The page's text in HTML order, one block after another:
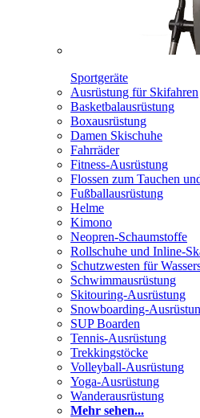
Sportgeräte
Ausrüstung für Skifahren
Basketbalausrüstung
Boxausrüstung
Damen Skischuhe
Fahrräder
Fitness-Ausrüstung
Flossen zum Tauchen
Fußballausrüstung
Helme
Kimono
Neopren-Schaumstoffe
Rollschuhe und Inline-
Schutzwesten für
Schwimmausrüstung
Skitouring-Ausrüstung
Snowboarding-
SUP Boarden
Tennis-Ausrüstung
Trekkingstöcke
Volleyball-Ausrüstung
Yoga-Ausrüstung
Wanderausrüstung
Mehr sehen...